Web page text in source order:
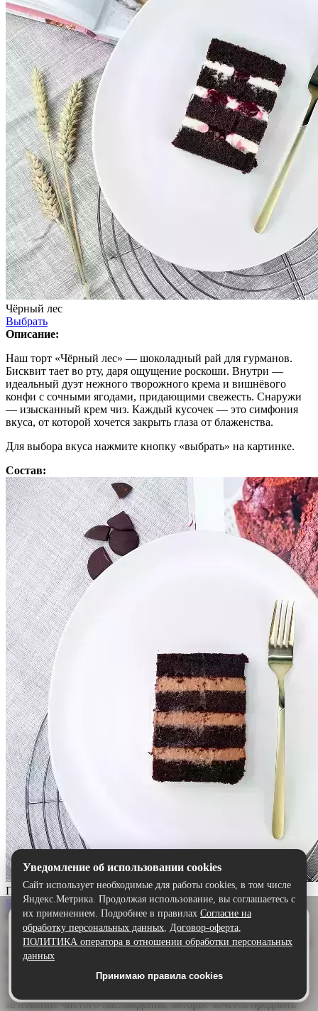
Чёрный лес
Выбрать
Описание:
Наш торт «Чёрный лес» — шоколадный рай для гурманов.
Бисквит тает во рту, даря ощущение роскоши. Внутри —
идеальный дуэт нежного творожного крема и вишнёвого
конфи с сочными ягодами, придающими свежесть. Снаружи
— изысканный крем чиз. Каждый кусочек — это симфония
вкуса, от которой хочется закрыть глаза от блаженства.
Для выбора вкуса нажмите кнопку «выбрать» на картинке.
Состав:
Прага
Выбрать
Описание:
Торт «Прага» — шоколадный шедевр для истинных гурманов.
Воздушный бисквит, щедро пропитанный ароматным
нежный сливочно-шоколадный крем обволакивает язык,
создавая идеальную гармонию. Каждый кусочек — это
мгновение чистого наслаждения, которое хочется продлить
Удобнее в приложении
Скачайте приложение — быстрее и комфортнее,
чем через сайт.
Скачать в Google Play
Уведомление об использовании cookies
Сайт использует необходимые для работы cookies, в том числе
Яндекс.Метрика. Продолжая использование, вы соглашаетесь с
их применением. Подробнее в правилах Согласие на
обработку персональных данных, Договор-оферта,
ПОЛИТИКА оператора в отношении обработки персональных
данных
Принимаю правила cookies